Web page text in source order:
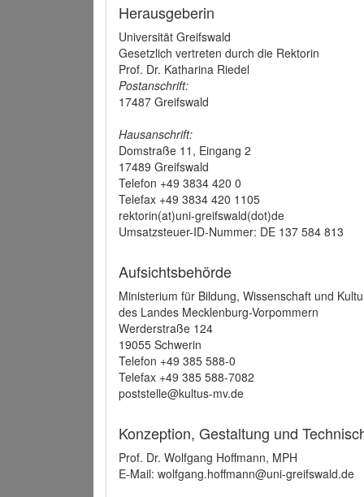
Herausgeberin
Universität Greifswald
Gesetzlich vertreten durch die Rektorin
Prof. Dr. Katharina Riedel
Postanschrift:
17487 Greifswald
Hausanschrift:
Domstraße 11, Eingang 2
17489 Greifswald
Telefon +49 3834 420 0
Telefax +49 3834 420 1105
rektorin(at)uni-greifswald(dot)de
Umsatzsteuer-ID-Nummer: DE 137 584 813
Aufsichtsbehörde
Ministerium für Bildung, Wissenschaft und
des Landes Mecklenburg-Vorpommern
Werderstraße 124
19055 Schwerin
Telefon +49 385 588-0
Telefax +49 385 588-7082
poststelle@kultus-mv.de
Konzeption, Gestaltung und
Prof. Dr. Wolfgang Hoffmann, MPH
E-Mail: wolfgang.hoffmann@uni-greifswald.de